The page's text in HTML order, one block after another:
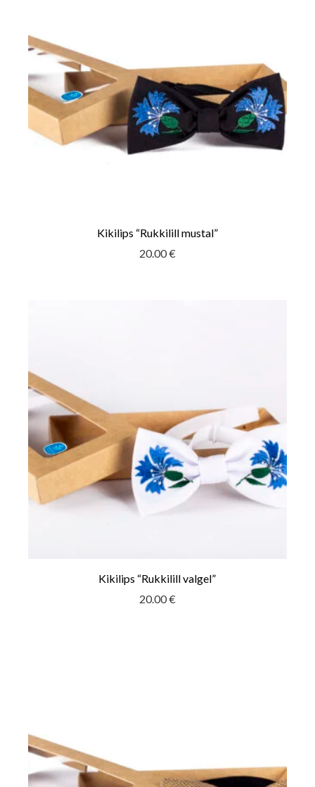
Kikilips “Rukkilill mustal”
20.00€
Kikilips “Rukkilill valgel”
20.00€